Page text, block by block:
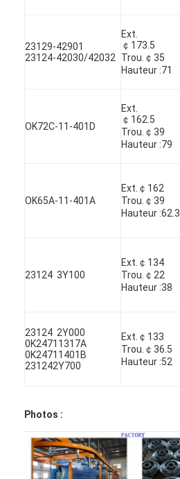
Visite de l'usine
Contrôle de la qualité
Discuter Maintenant
bloc-cylindres de moteur
Culasse de moteur
vilebrequin de moteur
Moteur bielle
Voiture moteur soupapes
Réparations de culasse
POULIE DE VILEBREQUIN
23129-42901
23124-42030/42032
Ext.
￠173.5
Trou.￠35
Hauteur :71
OK72C-11-401D
Ext.
￠162.5
Trou.￠39
Hauteur :79
OK65A-11-401A
Ext.￠162
Trou.￠39
Hauteur :62.3
23124 3Y100
Ext.￠134
Trou.￠22
Hauteur :38
23124 2Y000
0K24711317A
0K24711401B
231242Y700
Ext.￠133
Trou.￠36.5
Hauteur :52
Photos :